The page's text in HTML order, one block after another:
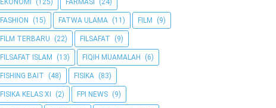
EKONOMI (125) FARMASI (24)
FASHION (15) FATWA ULAMA (11) FILM (9)
FILM TERBARU (22) FILSAFAT (9)
FILSAFAT ISLAM (13) FIQIH MUAMALAH (6)
FISHING BAIT (48) FISIKA (83)
FISIKA KELAS XI (2) FPI NEWS (9)